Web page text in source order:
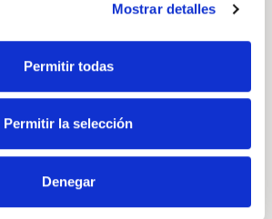
Mostrar detalles
Permitir todas
Permitir la selección
Denegar
Caddy
TDI 90kW (122CV) DSG